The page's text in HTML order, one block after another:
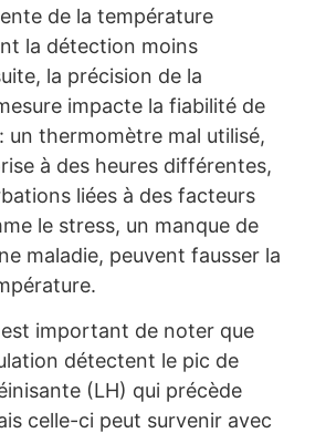
de la température
la détection moins
la précision de la
impacte la fiabilité de
un thermomètre mal utilisé,
à des heures différentes,
liées à des facteurs
le stress, un manque de
maladie, peuvent fausser la
est important de noter que
détectent le pic de
(LH) qui précède
celle-ci peut survenir avec